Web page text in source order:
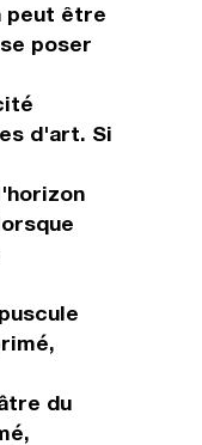
peut être
poser
d'art. Si
du